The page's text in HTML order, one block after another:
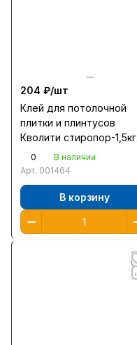
204 ₽/шт
Клей для потолочной
плитки и плинтусов
Кволити стиропор-1,5кг
/9/0
В наличии
Арт. 001464
В корзину